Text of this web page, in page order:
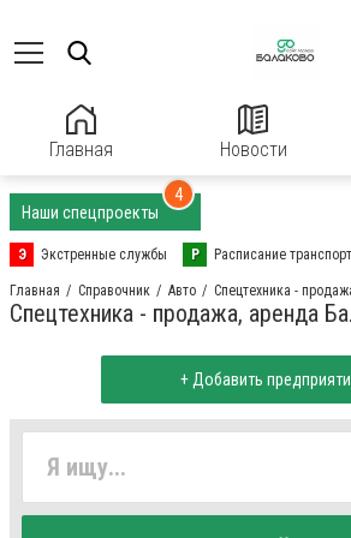
Главная Новости
Наши спецпроекты
4
Э Экстренные службы Р Расписание
Главная Справочник Авто Спецтехника -
Спецтехника - продажа, аренда
+ Добавить